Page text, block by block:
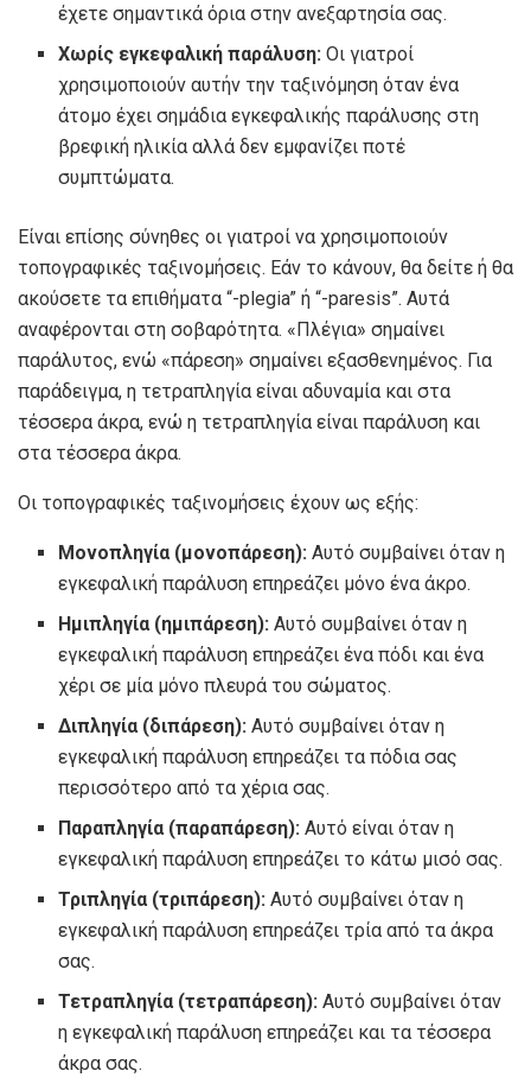
έχετε σημαντικά όρια στην ανεξαρτησία σας.
Χωρίς εγκεφαλική παράλυση: Οι γιατροί
χρησιμοποιούν αυτήν την ταξινόμηση όταν ένα
άτομο έχει σημάδια εγκεφαλικής παράλυσης στη
βρεφική ηλικία αλλά δεν εμφανίζει ποτέ
συμπτώματα.
Είναι επίσης σύνηθες οι γιατροί να χρησιμοποιούν
τοπογραφικές ταξινομήσεις. Εάν το κάνουν, θα δείτε ή θα
ακούσετε τα επιθήματα “-plegia” ή “-paresis”. Αυτά
αναφέρονται στη σοβαρότητα. «Πλέγια» σημαίνει
παράλυτος, ενώ «πάρεση» σημαίνει εξασθενημένος. Για
παράδειγμα, η τετραπληγία είναι αδυναμία και στα
τέσσερα άκρα, ενώ η τετραπληγία είναι παράλυση και
στα τέσσερα άκρα.
Οι τοπογραφικές ταξινομήσεις έχουν ως εξής:
Μονοπληγία (μονοπάρεση): Αυτό συμβαίνει όταν η
εγκεφαλική παράλυση επηρεάζει μόνο ένα άκρο.
Ημιπληγία (ημιπάρεση): Αυτό συμβαίνει όταν η
εγκεφαλική παράλυση επηρεάζει ένα πόδι και ένα
χέρι σε μία μόνο πλευρά του σώματος.
Διπληγία (διπάρεση): Αυτό συμβαίνει όταν η
εγκεφαλική παράλυση επηρεάζει τα πόδια σας
περισσότερο από τα χέρια σας.
Παραπληγία (παραπάρεση): Αυτό είναι όταν η
εγκεφαλική παράλυση επηρεάζει το κάτω μισό σας.
Τριπληγία (τριπάρεση): Αυτό συμβαίνει όταν η
εγκεφαλική παράλυση επηρεάζει τρία από τα άκρα
σας.
Τετραπληγία (τετραπάρεση): Αυτό συμβαίνει όταν
η εγκεφαλική παράλυση επηρεάζει και τα τέσσερα
άκρα σας.